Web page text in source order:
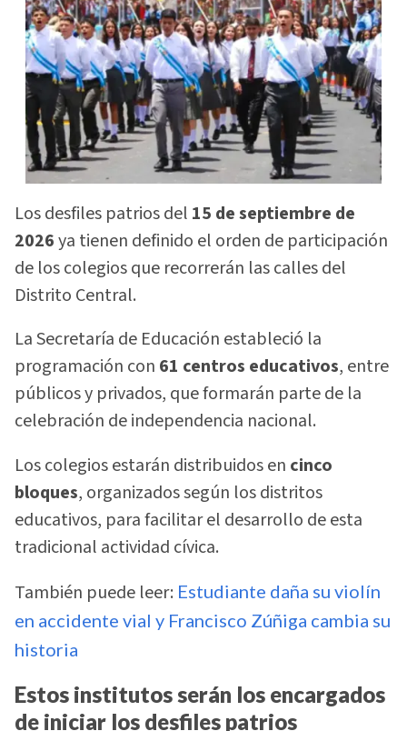
Los desfiles patrios del 15 de septiembre de
2026ya tienen definido el orden de participación
de los colegios que recorrerán las calles del
Distrito Central.
La Secretaría de Educación estableció la
programación con 61 centros educativos, entre
públicos y privados, que formarán parte de la
celebración de independencia nacional.
Los colegios estarán distribuidos en cinco
bloques, organizados según los distritos
educativos, para facilitar el desarrollo de esta
tradicional actividad cívica.
También puede leer: Estudiante daña su violín
en accidente vial y Francisco Zúñiga cambia su
historia
Estos institutos serán los encargados
de iniciar los desfiles patrios